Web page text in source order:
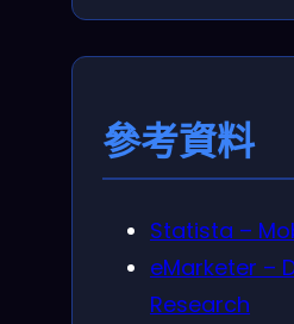
參考資料
Statista –
eMarketer –
Research